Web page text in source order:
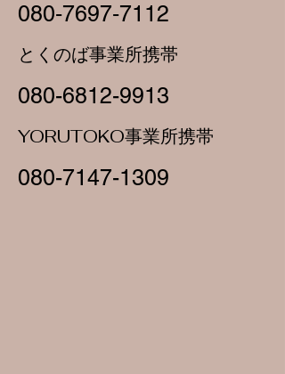
080‐7697‐7112
とくのば事業所携帯
080-6812-9913
YORUTOKO​事業所携帯
080-7147-1309